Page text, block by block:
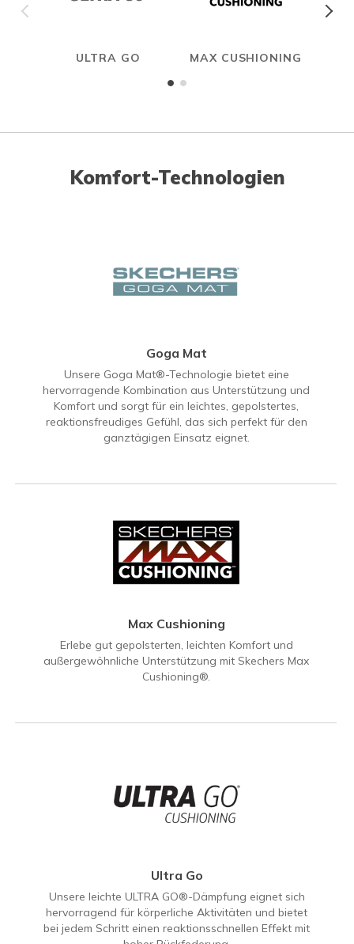
ULTRA GO MAX CUSHIONING
Komfort-Technologien
Goga Mat
Unsere Goga Mat®-Technologie bietet eine
hervorragende Kombination aus Unterstützung und
Komfort und sorgt für ein leichtes, gepolstertes,
reaktionsfreudiges Gefühl, das sich perfekt für den
ganztägigen Einsatz eignet.
Max Cushioning
Erlebe gut gepolsterten, leichten Komfort und
außergewöhnliche Unterstützung mit Skechers Max
Cushioning®.
Ultra Go
Unsere leichte ULTRA GO®-Dämpfung eignet sich
hervorragend für körperliche Aktivitäten und bietet
bei jedem Schritt einen reaktionsschnellen Effekt mit